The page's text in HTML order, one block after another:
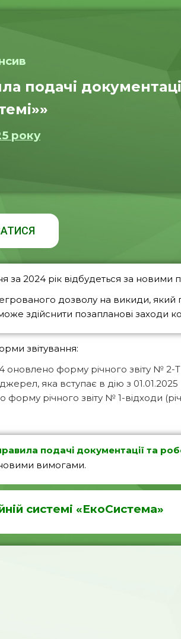
подачі
року
за 2024 рік відбудеться за новими
дозволу на викиди,
здійснити позапланові заходи
звітування:
форму річного звіту № 2-
яка вступає в дію з 01.01.2025
річного звіту № 1-відходи
подачі документації та
новими вимогами.
системі «ЕкоСистема»